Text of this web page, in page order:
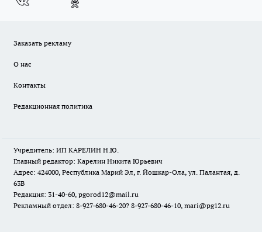
Заказать рекламу
О нас
Контакты
Редакционная политика
Учредитель: ИП КАРЕЛИН Н.Ю.
Главный редактор: Карелин Никита Юрьевич
Адрес: 424000, Республика Марий Эл, г. Йошкар-Ола, ул. Палантая, д.
63В
Редакция: 31-40-60, pgorod12@mail.ru
Рекламный отдел: 8-927-680-46-20? 8-927-680-46-10, mari@pg12.ru